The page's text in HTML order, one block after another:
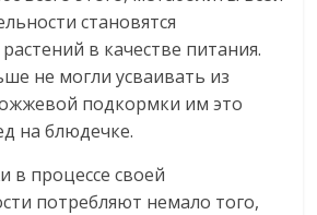
становятся
в качестве питания.
не могли усваивать из
подкормки им это
на блюдечке.
в процессе своей
потребляют немало того,